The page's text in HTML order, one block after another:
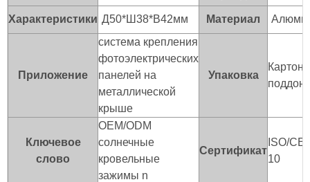
Характеристики Д50*Ш38*В42мм Материал
Приложение
система крепления
фотоэлектрических
панелей на
металлической
крыше
Упаковка
поддон
Ключевое
слово
OEM/ODM
солнечные
кровельные
зажимы n
Сертификат
ISO/
10